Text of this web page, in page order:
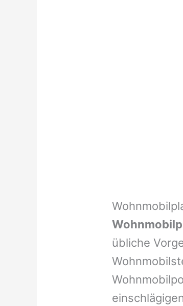
übliche